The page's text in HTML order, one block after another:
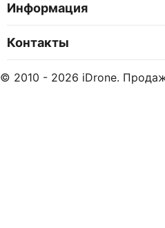
Информация
Контакты
© 2010 - 2026 iDrone.